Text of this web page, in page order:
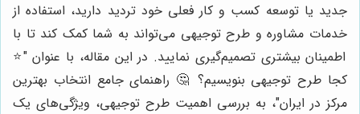
جدید یا توسعه کسب و کار فعلی خود تردید دارید، استفاده از
خدمات مشاوره و طرح توجیهی می‌تواند به شما کمک کند تا با
اطمینان بیشتری تصمیم‌گیری نمایید. در این مقاله، با عنوان "⭐️
کجا طرح توجیهی بنویسیم؟ 🤔 راهنمای جامع انتخاب بهترین
مرکز در ایران"، به بررسی اهمیت طرح توجیهی، ویژگی‌های یک